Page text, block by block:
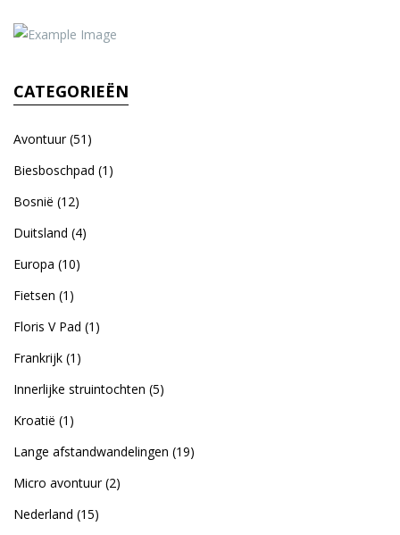
CATEGORIEËN
Avontuur(51)
Biesboschpad (1)
Bosnië (12)
Duitsland (4)
Europa (10)
Fietsen (1)
Floris V Pad (1)
Frankrijk (1)
Innerlijke struintochten (5)
Kroatië (1)
Lange afstandwandelingen (19)
Micro avontuur(2)
Nederland (15)